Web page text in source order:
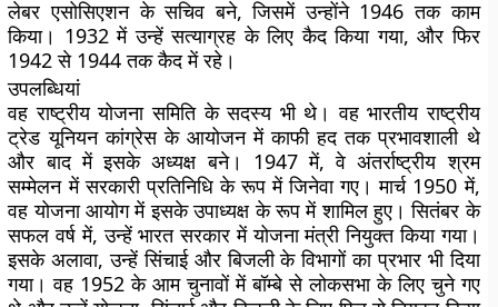
लेबर एसोसिएशन के सचिव बने, जिसमें उन्होंने 1946 तक काम
किया। 1932 में उन्हें सत्याग्रह के लिए कैद किया गया, और फिर
1942 से 1944 तक कैद में रहे।
उपलब्धियां
वह राष्ट्रीय योजना समिति के सदस्य भी थे। वह भारतीय राष्ट्रीय
ट्रेड यूनियन कांग्रेस के आयोजन में काफी हद तक प्रभावशाली थे
और बाद में इसके अध्यक्ष बने। 1947 में, वे अंतर्राष्ट्रीय श्रम
सम्मेलन में सरकारी प्रतिनिधि के रूप में जिनेवा गए। मार्च 1950 में,
वह योजना आयोग में इसके उपाध्यक्ष के रूप में शामिल हुए। सितंबर के
सफल वर्ष में, उन्हें भारत सरकार में योजना मंत्री नियुक्त किया गया।
इसके अलावा, उन्हें सिंचाई और बिजली के विभागों का प्रभार भी दिया
गया। वह 1952 के आम चुनावों में बॉम्बे से लोकसभा के लिए चुने गए